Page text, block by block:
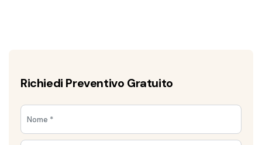
Richiedi Preventivo Gratuito